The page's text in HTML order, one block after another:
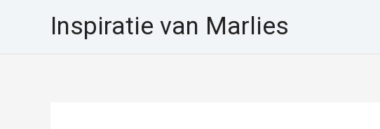
Inspiratie van Marlies